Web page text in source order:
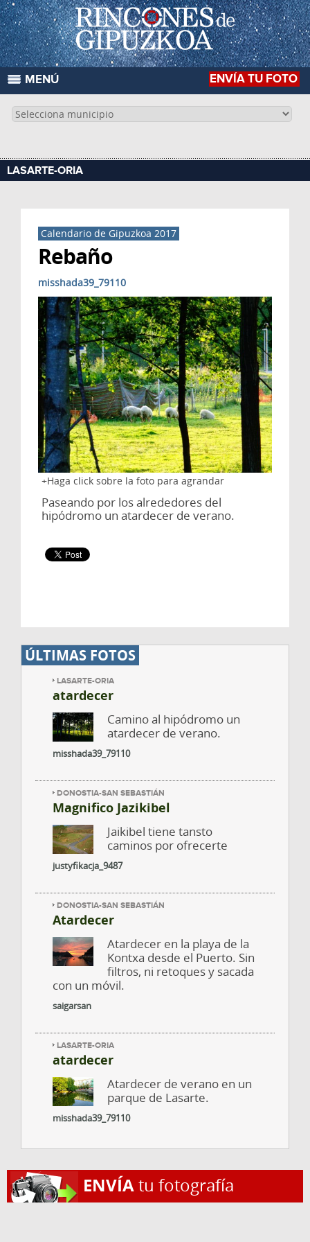
ENVÍA TU FOTO
MENÚ
LASARTE-ORIA
Calendario de Gipuzkoa 2017
Rebaño
Haga click sobre la foto para agrandar
misshada39_79110
Paseando por los alrededores del
hipódromo un atardecer de verano.
ÚLTIMAS FOTOS
LASARTE-ORIA
atardecer
Camino al hipódromo un
atardecer de verano.
misshada39_79110
DONOSTIA-SAN SEBASTIÁN
Magnifico Jazikibel
Jaikibel tiene tansto
caminos por ofrecerte
justyfikacja_9487
DONOSTIA-SAN SEBASTIÁN
Atardecer
Atardecer en la playa de la
Kontxa desde el Puerto. Sin
filtros, ni retoques y sacada
con un móvil.
saigarsan
LASARTE-ORIA
atardecer
Atardecer de verano en un
parque de Lasarte.
misshada39_79110
ENVÍAtu fotografía